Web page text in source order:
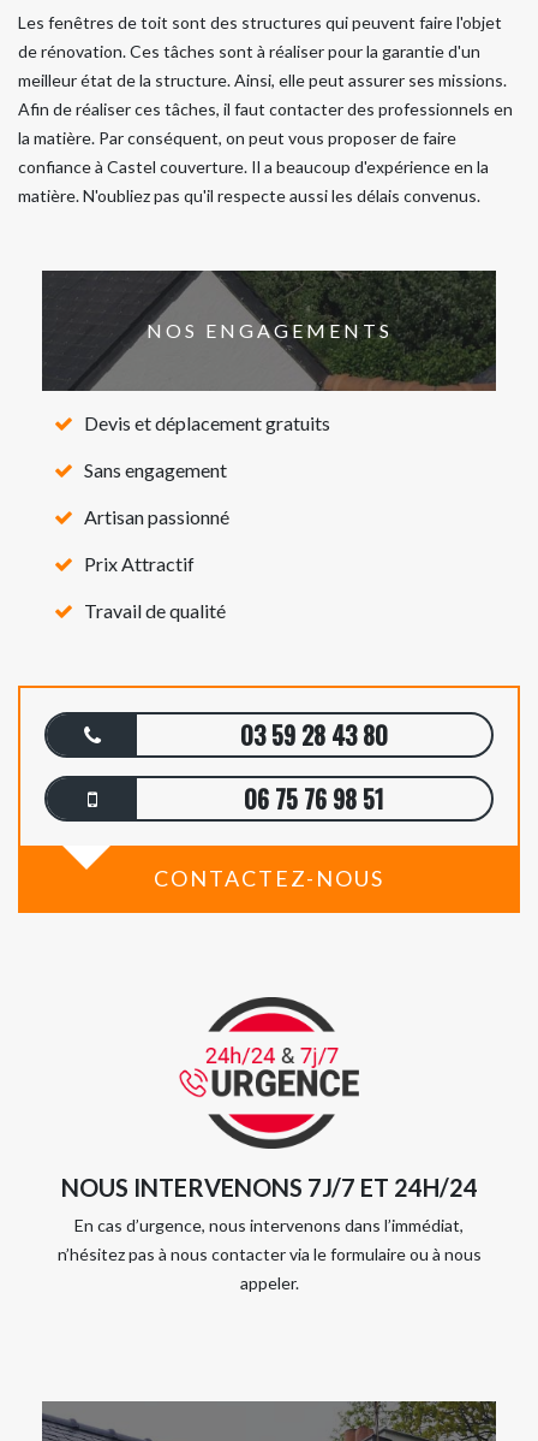
Les fenêtres de toit sont des structures qui peuvent faire l'objet
de rénovation. Ces tâches sont à réaliser pour la garantie d'un
meilleur état de la structure. Ainsi, elle peut assurer ses missions.
Afin de réaliser ces tâches, il faut contacter des professionnels en
la matière. Par conséquent, on peut vous proposer de faire
confiance à Castel couverture. Il a beaucoup d'expérience en la
matière. N'oubliez pas qu'il respecte aussi les délais convenus.
NOS ENGAGEMENTS
Devis et déplacement gratuits
Sans engagement
Artisan passionné
Prix Attractif
Travail de qualité
03 59 28 43 80
06 75 76 98 51
CONTACTEZ-NOUS
NOUS INTERVENONS 7J/7 ET 24H/24
En cas d’urgence, nous intervenons dans l’immédiat,
n’hésitez pas à nous contacter via le formulaire ou à nous
appeler.